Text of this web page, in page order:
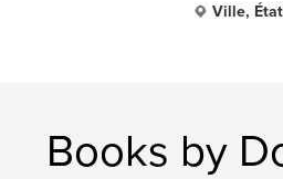
Ville,
Books by